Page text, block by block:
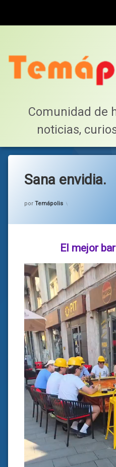
Lista de Megapost
Tabla de puntos
Comunidad de
noticias,
Sana envidia.
por Temápolis
El mejor